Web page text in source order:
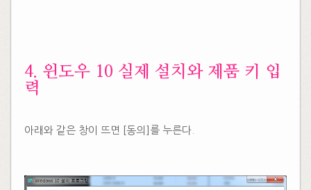
​4. 윈도우 10 실제 설치와 제품 키 입
력
아래와 같은 창이 뜨면 [동의]를 누른다.